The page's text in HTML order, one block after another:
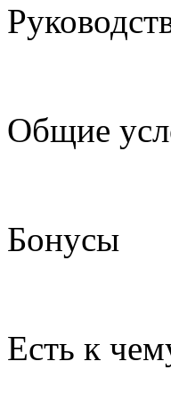
Общие
Бонусы
Есть к